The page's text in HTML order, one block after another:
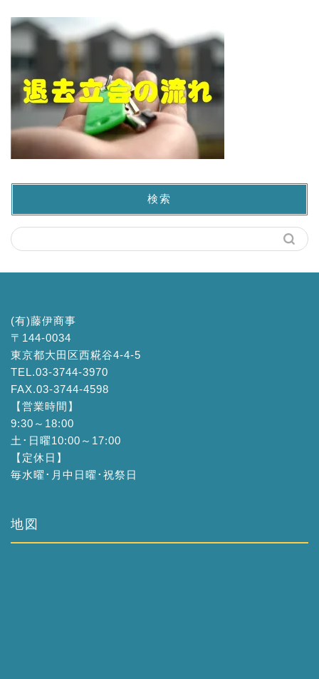
検索
(有)藤伊商事
〒144-0034
東京都大田区西糀谷4-4-5
TEL.03-3744-3970
FAX.03-3744-4598
【営業時間】
9:30～18:00
土･日曜10:00～17:00
【定休日】
毎水曜･月中日曜･祝祭日
地図